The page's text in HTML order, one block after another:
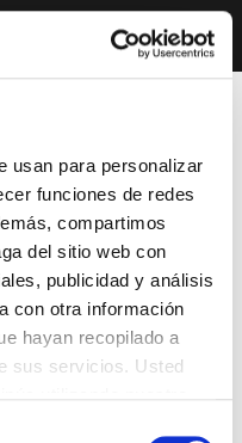
usan para personalizar
funciones de redes
compartimos
del sitio web con
publicidad y análisis
con otra información
hayan recopilado a
sus servicios. Usted